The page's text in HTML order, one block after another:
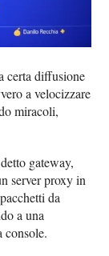
certa diffusione
a velocizzare
miracoli,
gateway,
server proxy in
da
a una
console.